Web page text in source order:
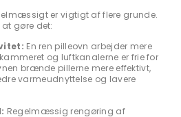
er vigtigt af flere grunde.
gøre det:
En ren pilleovn arbejder mere
og luftkanalerne er frie for
brænde pillerne mere effektivt,
varmeudnyttelse og lavere
Regelmæssig rengøring af